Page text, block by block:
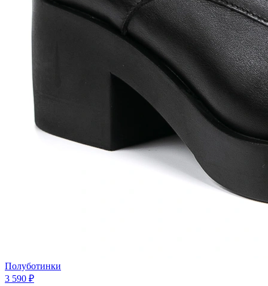
Полуботинки
3 590 ₽